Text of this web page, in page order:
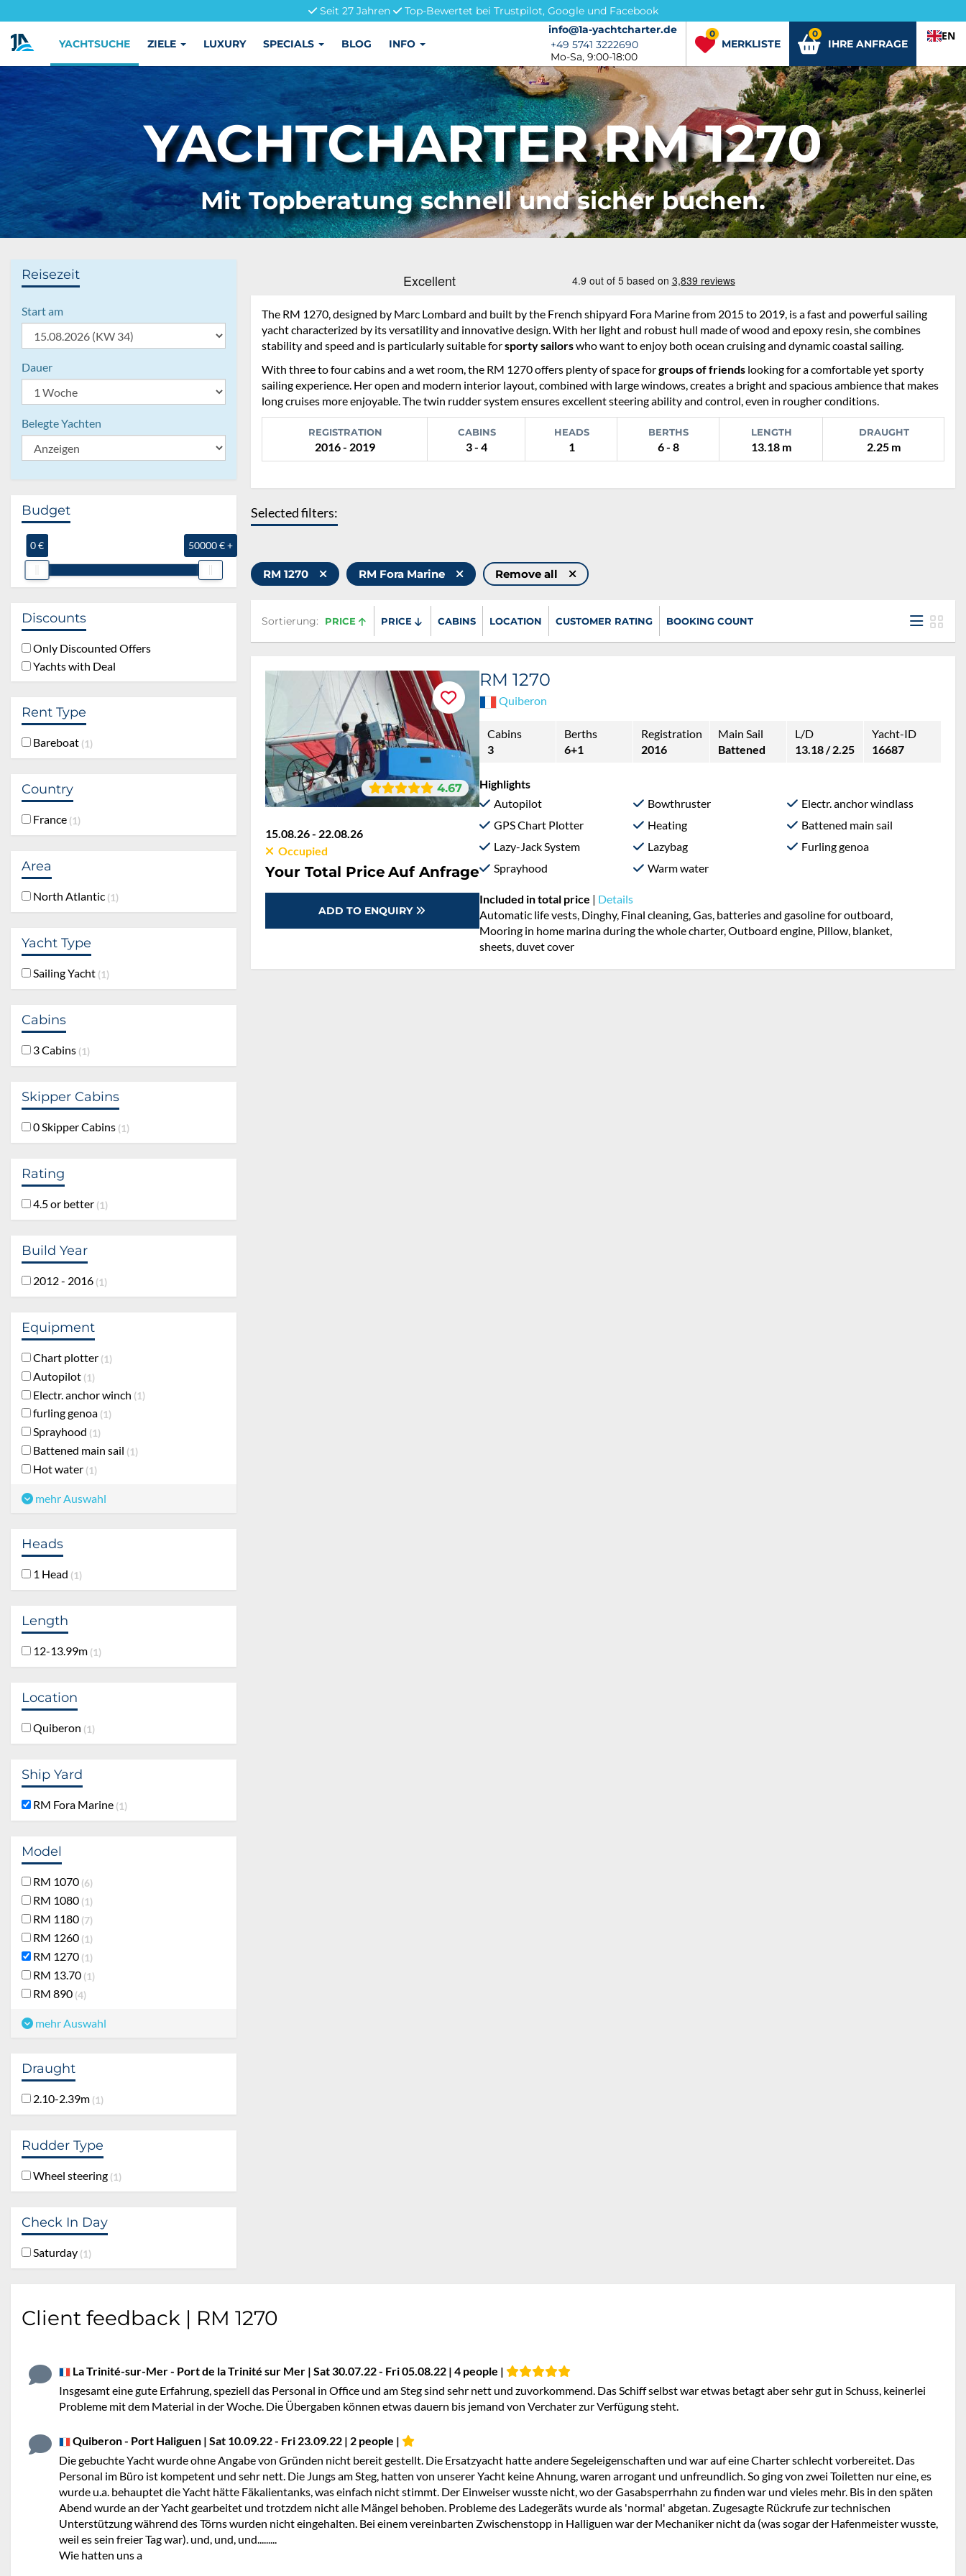
Seit 27 Jahren
Top-Bewertet bei Trustpilot, Google und Facebook
info@1a-yachtcharter.de
info@1a-yachtcharter.de
+49 5741 3222690
+49 5741 3222690
Mo-Sa, 9:00-18:00
MERKLISTE
0
IHRE ANFRAGE
0 EN
YACHTSUCHE ZIELE LUXURY SPECIALS BLOG INFO
YACHTCHARTER RM 1270
Mit Topberatung schnell und sicher buchen.
Reisezeit
Start am
Dauer
Belegte Yachten
Budget
0 € 50000 € +
Discounts
Only Discounted Offers
Yachts with Deal
Rent Type
Bareboat 1
Country
France 1
Area
North Atlantic 1
Yacht Type
Sailing Yacht 1
Cabins
3 Cabins 1
Skipper Cabins
0 Skipper Cabins 1
Rating
4.5 or better 1
Build Year
2012 - 2016 1
Equipment
Chart plotter 1
Autopilot 1
Electr. anchor winch 1
furling genoa 1
Sprayhood 1
Battened main sail 1
Hot water 1
mehr Auswahl
Heads
1 Head 1
Length
12-13.99m 1
Location
Quiberon 1
Ship Yard
RM Fora Marine 1
Model
RM 1070 6
RM 1080 1
RM 1180 7
RM 1260 1
RM 1270 1
RM 13.70 1
RM 890 4
mehr Auswahl
Draught
2.10-2.39m 1
Rudder Type
Wheel steering 1
Check In Day
Saturday 1
The RM 1270, designed by Marc Lombard and built by the French shipyard Fora Marine from 2015 to 2019, is a fast and powerful sailing
yacht characterized by its versatility and innovative design. With her light and robust hull made of wood and epoxy resin, she combines
stability and speed and is particularly suitable forsporty sailorswho want to enjoy both ocean cruising and dynamic coastal sailing.
With three to four cabins and a wet room, the RM 1270 offers plenty of space forgroups of friendslooking for a comfortable yet sporty
sailing experience. Her open and modern interior layout, combined with large windows, creates a bright and spacious ambience that makes
long cruises more enjoyable. The twin rudder system ensures excellent steering ability and control, even in rougher conditions.
REGISTRATION
2016 - 2019
CABINS
3 - 4
HEADS
1
BERTHS
6 - 8
LENGTH
13.18 m
DRAUGHT
2.25 m
Selected filters:
RM 1270 RM Fora Marine Remove all
Sortierung:
Sortierung: PRICE PRICE CABINS LOCATION CUSTOMER RATING BOOKING COUNT
4.67
15.08.26 - 22.08.26
Occupied
Your Total Price Auf Anfrage
ADD TO ENQUIRY
RM 1270
Quiberon
Cabins
3
Berths
6+1
Registration
2016
Main Sail
Battened
L/D
13.18 / 2.25
Yacht-ID
16687
Highlights
Autopilot
Bowthruster
Electr. anchor windlass
GPS Chart Plotter
Heating
Battened main sail
Lazy-Jack System
Lazybag
Furling genoa
Sprayhood
Warm water
Included in total price | Details
Automatic life vests, Dinghy, Final cleaning, Gas, batteries and gasoline for outboard,
Mooring in home marina during the whole charter, Outboard engine, Pillow, blanket,
sheets, duvet cover
Client feedback | RM 1270
La Trinité-sur-Mer - Port de la Trinité sur Mer | Sat 30.07.22 - Fri 05.08.22 | 4 people |
Insgesamt eine gute Erfahrung, speziell das Personal in Office und am Steg sind sehr nett und zuvorkommend. Das Schiff selbst war etwas betagt aber sehr gut in Schuss, keinerlei
Probleme mit dem Material in der Woche. Die Übergaben können etwas dauern bis jemand von Verchater zur Verfügung steht.
Quiberon - Port Haliguen | Sat 10.09.22 - Fri 23.09.22 | 2 people |
Die gebuchte Yacht wurde ohne Angabe von Gründen nicht bereit gestellt. Die Ersatzyacht hatte andere Segeleigenschaften und war auf eine Charter schlecht vorbereitet. Das
Personal im Büro ist kompetent und sehr nett. Die Jungs am Steg, hatten von unserer Yacht keine Ahnung, waren arrogant und unfreundlich. So ging von zwei Toiletten nur eine, es
wurde u.a. behauptet die Yacht hätte Fäkalientanks, was einfach nicht stimmt. Der Einweiser wusste nicht, wo der Gasabsperrhahn zu finden war und vieles mehr. Bis in den späten
Abend wurde an der Yacht gearbeitet und trotzdem nicht alle Mängel behoben. Probleme des Ladegeräts wurde als 'normal' abgetan. Zugesagte Rückrufe zur technischen
Unterstützung während des Törns wurden nicht eingehalten. Bei einem vereinbarten Zwischenstopp in Halliguen war der Mechaniker nicht da (was sogar der Hafenmeister wusste,
weil es sein freier Tag war). und, und, und.........
Wie hatten uns a